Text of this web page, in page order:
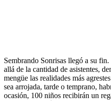
Sembrando Sonrisas llegó a su
allá de la cantidad de asistentes,
mengüe las realidades más
sea arrojada, tarde o temprano,
ocasión, 100 niños recibirán un